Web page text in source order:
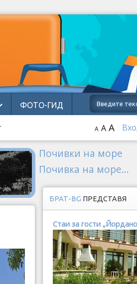
ФОТО-ГИД
A A A
Почивки на море
Почивка на море...
БРАТ-BG ПРЕДСТАВЯ
Стаи за гости